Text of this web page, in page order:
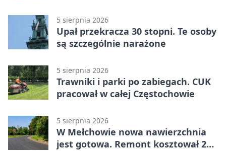
5 sierpnia 2026
Upał przekracza 30 stopni. Te osoby
są szczególnie narażone
5 sierpnia 2026
Trawniki i parki po zabiegach. CUK
pracował w całej Częstochowie
5 sierpnia 2026
W Mełchowie nowa nawierzchnia
jest gotowa. Remont kosztował 222